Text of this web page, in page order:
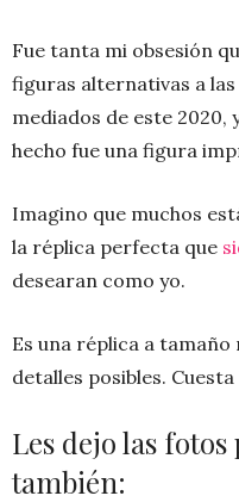
Fue tanta mi obsesión
figuras alternativas a
mediados de este 2020,
hecho fue una figura
Imagino que muchos
la réplica perfecta que
desearan como yo.
Es una réplica a
detalles posibles.
Les dejo las
también: